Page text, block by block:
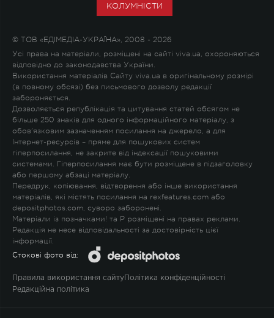
КОЛУМНІСТИ
© ТОВ «ЕДІМЕДІА-УКРАЇНА», 2008 - 2026
Усі права на матеріали, розміщені на сайті viva.ua, охороняються
відповідно до законодавства України.
Використання матеріалів Сайту viva.ua в оригінальному розмірі
(в повному обсязі) без письмового дозволу редакції
забороняється.
Дозволяється републікація та цитування статей обсягом не
більше 250 знаків для одного інформаційного матеріалу, з
обов'язковим зазначенням посилання на джерело, а для
Інтернет-ресурсів – пряме для пошукових систем
гіперпосилання, не закрите від індексації пошуковими
системами. Гіперпосилання має бути розміщене в підзаголовку
або першому абзаці матеріалу.
Передрук, копіювання, відтворення або інше використання
матеріалів, які містять посилання на rexfeatures.com або
depositphotos.com, суворо заборонені.
Матеріали із позначками! та P розміщені на правах реклами.
Редакція не несе відповідальності за достовірність цієї
інформації.
Стокові фото від:
Правила використання сайту Політика конфіденційності
Редакційна політика